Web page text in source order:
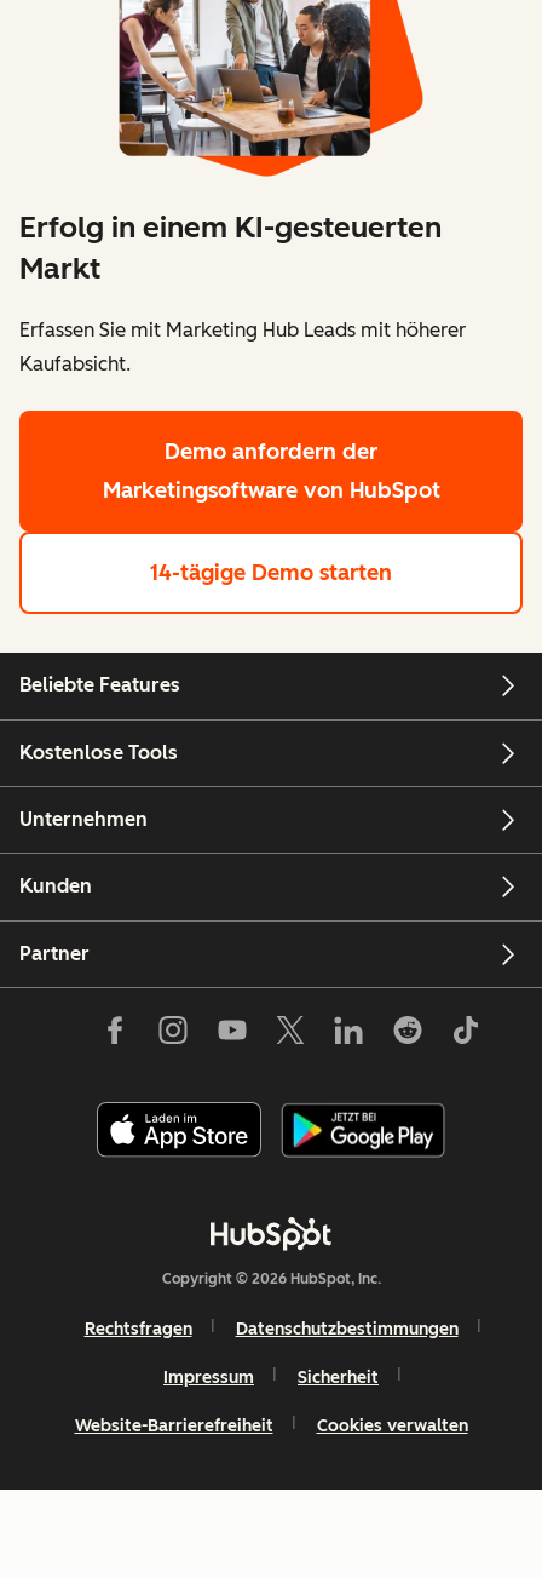
Erfolg in einem KI-gesteuerten
Markt
Erfassen Sie mit Marketing Hub Leads mit höherer
Kaufabsicht.
Demo anfordern der
Marketingsoftware von HubSpot
14-tägige Demo starten
Beliebte Features
Kostenlose Tools
Unternehmen
Kunden
Partner
Copyright © 2026 HubSpot, Inc.
Rechtsfragen Datenschutzbestimmungen
Impressum Sicherheit
Website-Barrierefreiheit Cookies verwalten